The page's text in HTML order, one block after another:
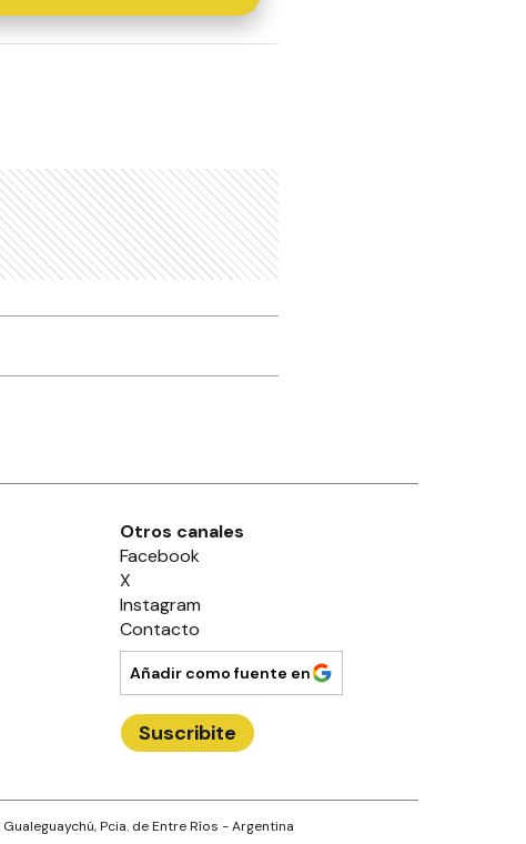
Otros canales
Facebook
X
Instagram
Contacto
Añadir como fuente en
Suscribite
Gualeguaychú, Pcia. de Entre Ríos - Argentina